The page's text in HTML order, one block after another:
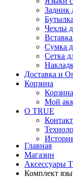
Задник
Чехлы
Сумка
Сетка
Доставка и
Корзина
Корзина
Мой
О TRUE
Главная
Магазин
Аксессуары
Комплект